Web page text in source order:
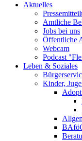
Aktuelles
Amtliche
Jobs bei uns
Öffentliche
Webcam
Podcast
Leben & Soziales
Kinder,